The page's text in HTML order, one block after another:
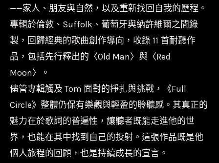
Circle/BTG021LP
數
量
——家人、朋友與自然，以及重新找回自我的歷程。
專輯於倫敦、Suffolk、葡萄牙與納許維爾之間錄
製，回歸經典的歌曲創作導向，收錄 11 首耐聽作
品，包括先行釋出的〈Old Man〉與〈Red
Moon〉。
儘管專輯觸及 Tom 面對的掙扎與挑戰，《Full
Circle》整體仍保有樂觀與輕盈的聆聽感。其真正的
魅力在於歌詞的普遍性，讓聽者既能走進他的世
界，也能在其中找到自己的投射。這張作品既是他
個人旅程的回顧，也是持續成長的宣言。